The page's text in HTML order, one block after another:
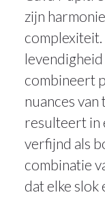
zijn
levendigheid
combineert
nuances van
resulteert in
verfijnd als
combinatie
dat elke slok